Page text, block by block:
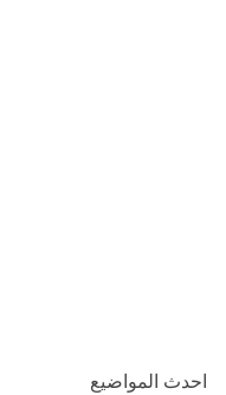
احدث المواضيع